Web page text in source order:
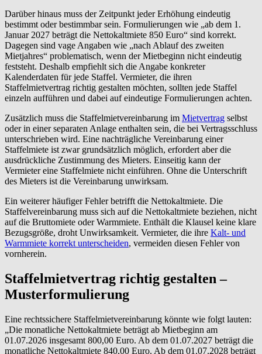
Darüber hinaus muss der Zeitpunkt jeder Erhöhung eindeutig
bestimmt oder bestimmbar sein. Formulierungen wie „ab dem 1.
Januar 2027 beträgt die Nettokaltmiete 850 Euro“ sind korrekt.
Dagegen sind vage Angaben wie „nach Ablauf des zweiten
Mietjahres“ problematisch, wenn der Mietbeginn nicht eindeutig
feststeht. Deshalb empfiehlt sich die Angabe konkreter
Kalenderdaten für jede Staffel. Vermieter, die ihren
Staffelmietvertrag richtig gestalten möchten, sollten jede Staffel
einzeln aufführen und dabei auf eindeutige Formulierungen achten.
Zusätzlich muss die Staffelmietvereinbarung im Mietvertrag selbst
oder in einer separaten Anlage enthalten sein, die bei Vertragsschluss
unterschrieben wird. Eine nachträgliche Vereinbarung einer
Staffelmiete ist zwar grundsätzlich möglich, erfordert aber die
ausdrückliche Zustimmung des Mieters. Einseitig kann der
Vermieter eine Staffelmiete nicht einführen. Ohne die Unterschrift
des Mieters ist die Vereinbarung unwirksam.
Ein weiterer häufiger Fehler betrifft die Nettokaltmiete. Die
Staffelvereinbarung muss sich auf die Nettokaltmiete beziehen, nicht
auf die Bruttomiete oder Warmmiete. Enthält die Klausel keine klare
Bezugsgröße, droht Unwirksamkeit. Vermieter, die ihre Kalt- und
Warmmiete korrekt unterscheiden, vermeiden diesen Fehler von
vornherein.
Staffelmietvertrag richtig gestalten –
Musterformulierung
Eine rechtssichere Staffelmietvereinbarung könnte wie folgt lauten:
„Die monatliche Nettokaltmiete beträgt ab Mietbeginn am
01.07.2026 insgesamt 800,00 Euro. Ab dem 01.07.2027 beträgt die
monatliche Nettokaltmiete 840,00 Euro. Ab dem 01.07.2028 beträgt